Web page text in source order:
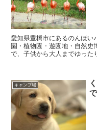
愛知県豊橋市にあるのんほい
園・植物園・遊園地・自然史
で、子供から大人までゆった
キャンプ場